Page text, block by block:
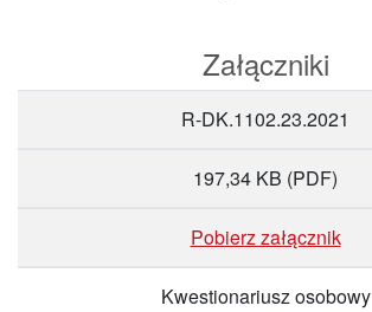
Załączniki
R-DK.1102.23.2021
197,34 KB (PDF)
Pobierz załącznik
Kwestionariusz osobowy